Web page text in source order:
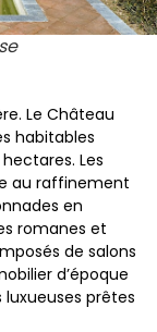
Le Château
habitables
Les
au raffinement
en
romanes et
de salons
d’époque
prêtes